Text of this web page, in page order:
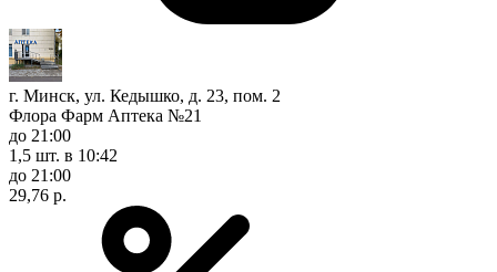
г. Минск, ул. Кедышко, д. 23, пом. 2
Флора Фарм Аптека №21
до 21:00
1,5 шт. в 10:42
до 21:00
29,76 р.